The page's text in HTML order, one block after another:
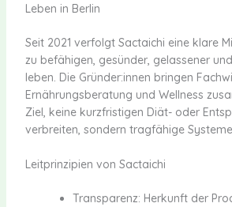
Leben in Berlin
Seit 2021 verfolgt Sactaichi eine klare
zu befähigen, gesünder, gelassener
leben. Die Gründer:innen bringen
Ernährungsberatung und Wellness
Ziel, keine kurzfristigen Diät- oder
verbreiten, sondern tragfähige
Leitprinzipien von Sactaichi
Transparenz: Herkunft der